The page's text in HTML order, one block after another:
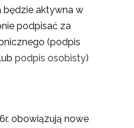
będzie aktywna w
podpisać za
(podpis
podpis osobisty)
obowiązują nowe